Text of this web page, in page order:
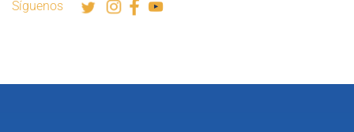
Síguenos